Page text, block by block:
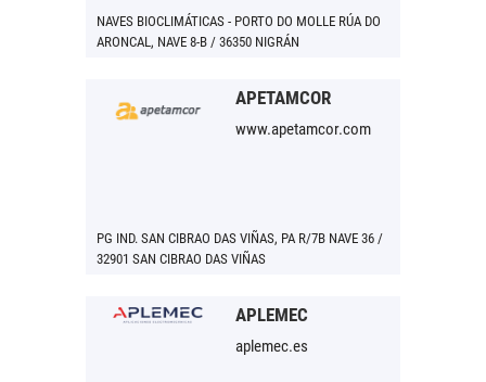
NAVES BIOCLIMÁTICAS - PORTO DO MOLLE RÚA DO
ARONCAL, NAVE 8-B / 36350 NIGRÁN
APETAMCOR
www.apetamcor.com
PG IND. SAN CIBRAO DAS VIÑAS, PA R/7B NAVE 36 /
32901 SAN CIBRAO DAS VIÑAS
APLEMEC
aplemec.es